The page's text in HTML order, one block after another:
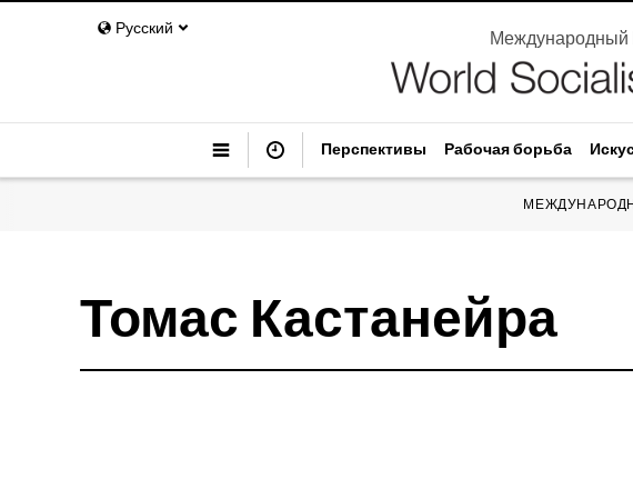
Русский Международный
Перспективы Рабочая борьба
Томас Кастанейра